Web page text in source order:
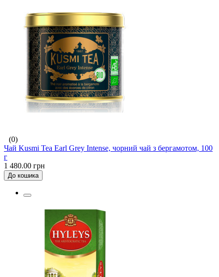
(0)
Чай Kusmi Tea Earl Grey Intense, чорний чай з бергамотом, 100
г
1 480.00 грн
До кошика